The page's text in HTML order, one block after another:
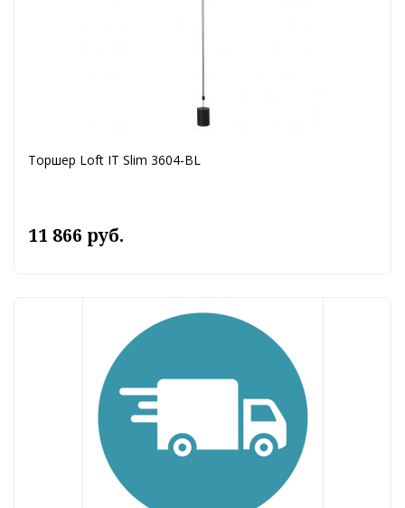
Торшер Loft IT Slim 3604-BL
11 866 руб.